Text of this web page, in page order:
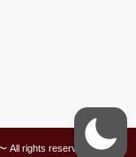
All rights reserved.